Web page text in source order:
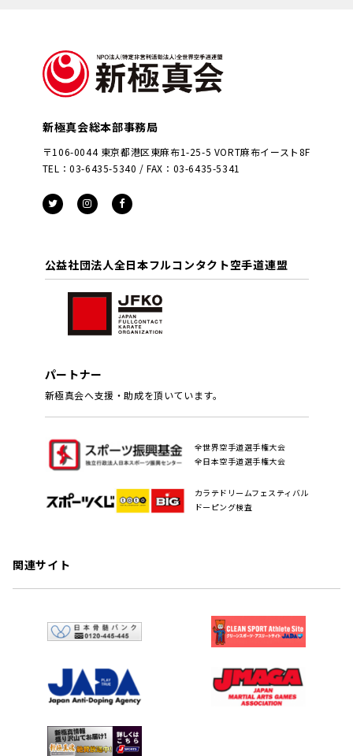
新極真会総本部事務局
〒106-0044 東京都港区東麻布1-25-5 VORT麻布イースト8F
TEL：03-6435-5340 / FAX：03-6435-5341
公益社団法人全日本フルコンタクト空手道連盟
パートナー
新極真会へ支援・助成を頂いています。
全世界空手道選手権大会
全日本空手道選手権大会
カラテドリームフェスティバル
ドーピング検査
関連サイト